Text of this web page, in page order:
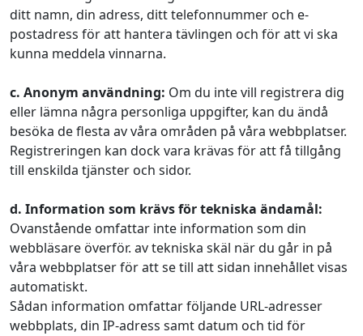
ditt namn, din adress, ditt telefonnummer och e-
postadress för att hantera tävlingen och för att vi ska
kunna meddela vinnarna.
c. Anonym användning: Om du inte vill registrera dig
eller lämna några personliga uppgifter, kan du ändå
besöka de flesta av våra områden på våra webbplatser.
Registreringen kan dock vara krävas för att få tillgång
till enskilda tjänster och sidor.
d. Information som krävs för tekniska ändamål:
Ovanstående omfattar inte information som din
webbläsare överför. av tekniska skäl när du går in på
våra webbplatser för att se till att sidan innehållet visas
automatiskt.
Sådan information omfattar följande URL-adresser
webbplats, din IP-adress samt datum och tid för